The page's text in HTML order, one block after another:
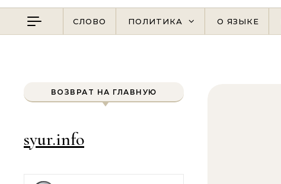
СЛОВО ПОЛИТИКА О ЯЗЫКЕ
ВОЗВРАТ НА ГЛАВНУЮ
syur.info